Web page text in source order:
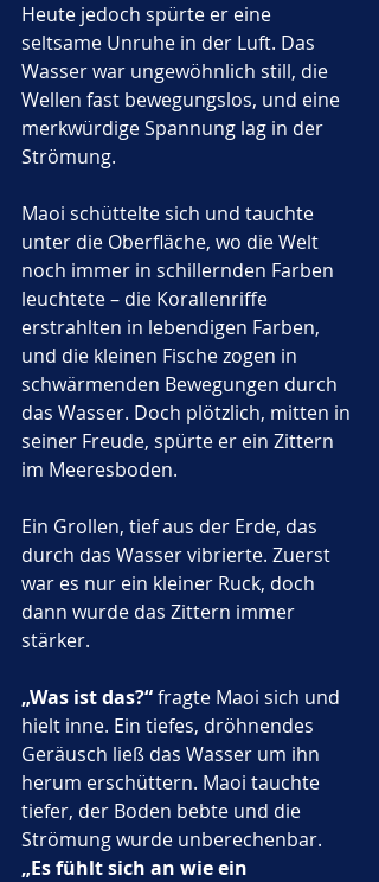
Heute jedoch spürte er eine
seltsame Unruhe in der Luft. Das
Wasser war ungewöhnlich still, die
Wellen fast bewegungslos, und eine
merkwürdige Spannung lag in der
Strömung.
Maoi schüttelte sich und tauchte
unter die Oberfläche, wo die Welt
noch immer in schillernden Farben
leuchtete – die Korallenriffe
erstrahlten in lebendigen Farben,
und die kleinen Fische zogen in
schwärmenden Bewegungen durch
das Wasser. Doch plötzlich, mitten in
seiner Freude, spürte er ein Zittern
im Meeresboden.
Ein Grollen, tief aus der Erde, das
durch das Wasser vibrierte. Zuerst
war es nur ein kleiner Ruck, doch
dann wurde das Zittern immer
stärker.
„Was ist das?“ fragte Maoi sich und
hielt inne. Ein tiefes, dröhnendes
Geräusch ließ das Wasser um ihn
herum erschüttern. Maoi tauchte
tiefer, der Boden bebte und die
Strömung wurde unberechenbar.
„Es fühlt sich an wie ein